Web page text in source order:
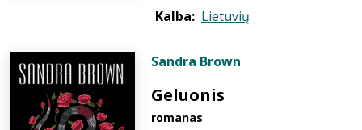
Kalba: Lietuvių
Sandra Brown
Geluonis
romanas